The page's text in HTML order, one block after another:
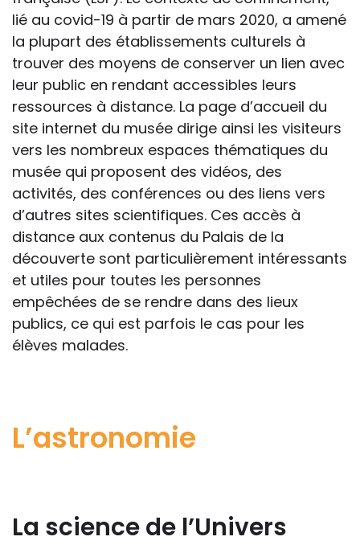
lié au covid-19 à partir de mars 2020, a amené
la plupart des établissements culturels à
trouver des moyens de conserver un lien avec
leur public en rendant accessibles leurs
ressources à distance. La page d’accueil du
site internet du musée dirige ainsi les visiteurs
vers les nombreux espaces thématiques du
musée qui proposent des vidéos, des
activités, des conférences ou des liens vers
d’autres sites scientifiques. Ces accès à
distance aux contenus du Palais de la
découverte sont particulièrement intéressants
et utiles pour toutes les personnes
empêchées de se rendre dans des lieux
publics, ce qui est parfois le cas pour les
élèves malades.
L’astronomie
La science de l’Univers